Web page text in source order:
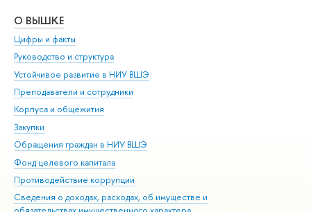
О ВЫШКЕ
Цифры и факты
Руководство и структура
Устойчивое развитие в НИУ ВШЭ
Преподаватели и сотрудники
Корпуса и общежития
Закупки
Обращения граждан в НИУ ВШЭ
Фонд целевого капитала
Противодействие коррупции
Сведения о доходах, расходах, об имуществе и